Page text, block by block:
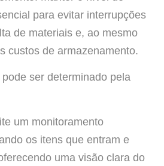
para evitar interrupções
de materiais e, ao mesmo
custos de armazenamento.
ser determinado pela
um monitoramento
os itens que entram e
uma visão clara do